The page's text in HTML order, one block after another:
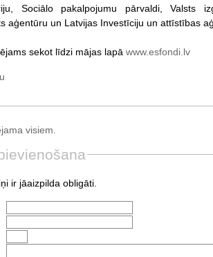
Sociālo pakalpojumu pārvaldi, Valsts
aģentūru un Latvijas Investīciju un attīstības
sekot līdzi mājas lapā www.esfondi.lv
visiem.
ir jāaizpilda obligāti.